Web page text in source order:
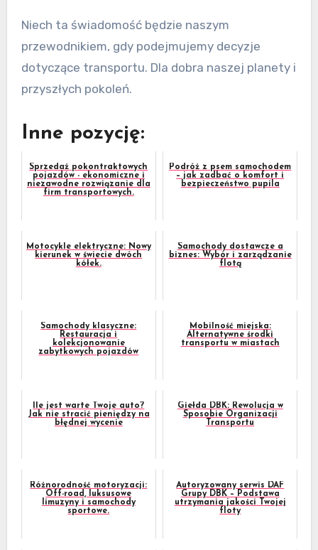
Niech ta świadomość będzie naszym
przewodnikiem, gdy podejmujemy decyzje
dotyczące transportu. Dla dobra naszej planety i
przyszłych pokoleń.
Inne pozycję:
Sprzedaż pokontraktowych
pojazdów - ekonomiczne i
niezawodne rozwiązanie dla
firm transportowych.
Podróż z psem samochodem
– jak zadbać o komfort i
bezpieczeństwo pupila
Motocykle elektryczne: Nowy
kierunek w świecie dwóch
kółek.
Samochody dostawcze a
biznes: Wybór i zarządzanie
flotą
Samochody klasyczne:
Restauracja i
kolekcjonowanie
zabytkowych pojazdów
Mobilność miejska:
Alternatywne środki
transportu w miastach
Ile jest warte Twoje auto?
Jak nie stracić pieniędzy na
błędnej wycenie
Giełda DBK: Rewolucja w
Sposobie Organizacji
Transportu
Różnorodność motoryzacji:
Off-road, luksusowe
limuzyny i samochody
sportowe.
Autoryzowany serwis DAF
Grupy DBK – Podstawa
utrzymania jakości Twojej
floty